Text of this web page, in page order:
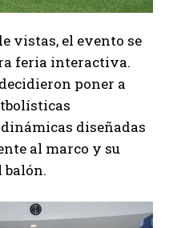
vistas, el evento se
feria interactiva.
poner a
diseñadas
al marco y su
balón.